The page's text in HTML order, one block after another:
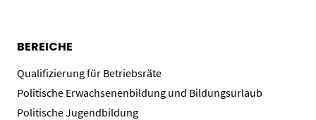
BEREICHE
Qualifizierung für Betriebsräte
Politische Erwachsenenbildung und Bildungsurlaub
Politische Jugendbildung